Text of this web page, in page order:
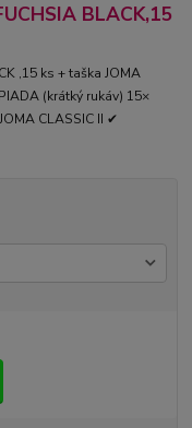
BLACK,15
,15 ks + taška JOMA
(krátký rukáv) 15×
CLASSIC II ✔